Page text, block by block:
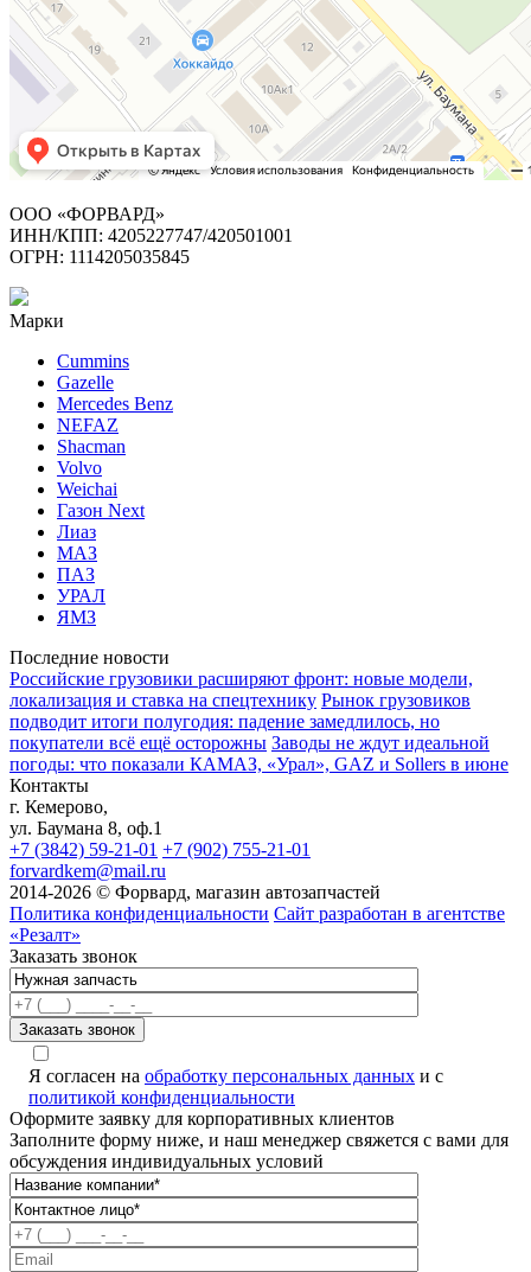
ООО «ФОРВАРД»
ИНН/КПП: 4205227747/420501001
ОГРН: 1114205035845
Марки
Cummins
Gazelle
Mercedes Benz
NEFAZ
Shacman
Volvo
Weichai
Газон Next
Лиаз
МАЗ
ПАЗ
УРАЛ
ЯМЗ
Последние новости
Российские грузовики расширяют фронт: новые модели,
локализация и ставка на спецтехнику Рынок грузовиков
подводит итоги полугодия: падение замедлилось, но
покупатели всё ещё осторожны Заводы не ждут идеальной
погоды: что показали КАМАЗ, «Урал», GAZ и Sollers в июне
Контакты
г. Кемерово,
ул. Баумана 8, оф.1
+7 (3842) 59-21-01 +7 (902) 755-21-01
forvardkem@mail.ru
2014-2026 © Форвард, магазин автозапчастей
Политика конфиденциальности Сайт разработан в агентстве
«Резалт»
Заказать звонок
Я согласен на обработку персональных данных и с
политикой конфиденциальности
Оформите заявку для корпоративных клиентов
Заполните форму ниже, и наш менеджер свяжется с вами для
обсуждения индивидуальных условий